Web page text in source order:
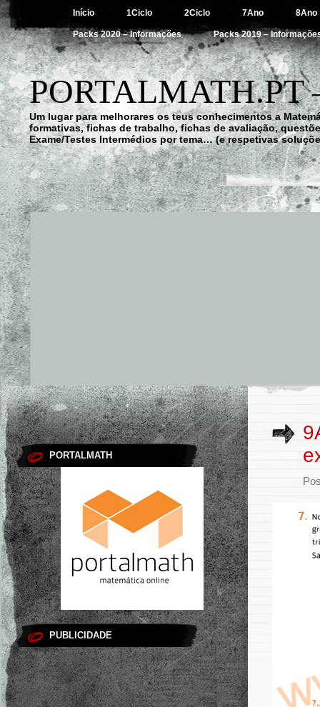
Início 1Ciclo 2Ciclo 7Ano 8Ano
Packs 2020 – Informações Packs 2019 –
Um lugar para melhorares os teus conhecimentos a
formativas, fichas de trabalho, fichas de avaliação,
Exame/Testes Intermédios por tema… (e respetivas
PORTALMATH
PUBLICIDADE